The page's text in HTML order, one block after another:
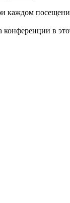
каждом
в